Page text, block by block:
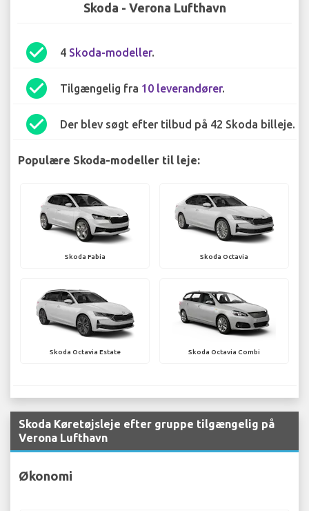
Skoda - Verona Lufthavn
check_circle 4 Skoda-modeller.
check_circle Tilgængelig fra 10 leverandører.
check_circle Der blev søgt efter tilbud på 42 Skoda billeje.
Populære Skoda-modeller til leje:
Skoda Fabia Skoda Octavia
Skoda Octavia Estate Skoda Octavia Combi
Skoda Køretøjsleje efter gruppe tilgængelig på
Verona Lufthavn
Økonomi